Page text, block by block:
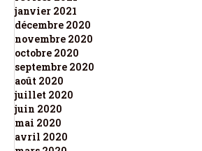
janvier 2021
décembre 2020
novembre 2020
octobre 2020
septembre 2020
août 2020
juillet 2020
juin 2020
mai 2020
avril 2020